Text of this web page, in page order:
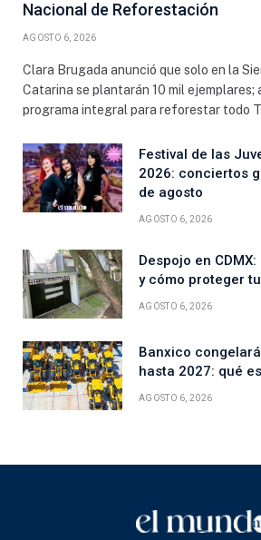
Nacional de Reforestación
AGOSTO 6, 2026
Clara Brugada anunció que solo en la
Catarina se plantarán 10 mil ejemplares;
programa integral para reforestar todo
Festival de las
2026: conciertos
de agosto
AGOSTO 6, 2026
Despojo en
y cómo proteger
AGOSTO 6, 2026
Banxico
hasta 2027: qué
AGOSTO 6, 2026